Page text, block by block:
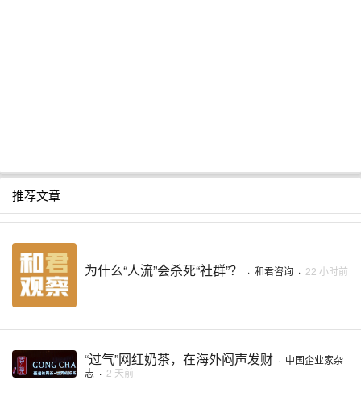
推荐文章
为什么“人流”会杀死“社群”？ · 和君咨询 · 22 小时前
“过气”网红奶茶，在海外闷声发财 · 中国企业家杂
志 · 2 天前